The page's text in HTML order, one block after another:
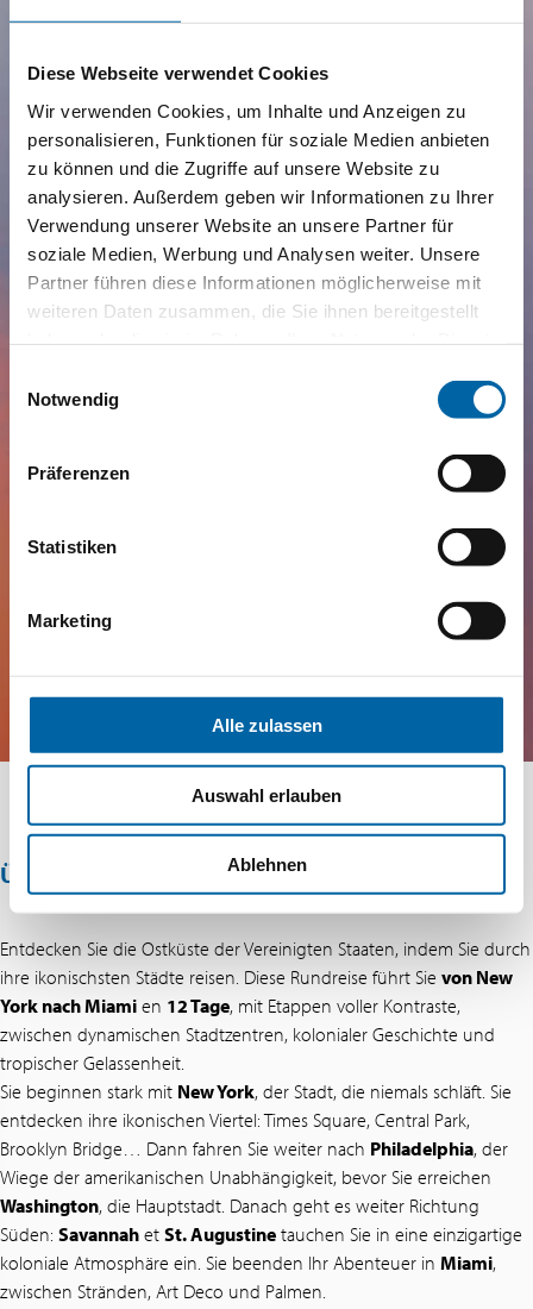
Diese Webseite verwendet Cookies
Wir verwenden Cookies, um Inhalte und Anzeigen zu
personalisieren, Funktionen für soziale Medien anbieten
zu können und die Zugriffe auf unsere Website zu
analysieren. Außerdem geben wir Informationen zu Ihrer
Verwendung unserer Website an unsere Partner für
soziale Medien, Werbung und Analysen weiter. Unsere
Partner führen diese Informationen möglicherweise mit
weiteren Daten zusammen, die Sie ihnen bereitgestellt
Notwendig
Präferenzen
Statistiken
Marketing
Alle zulassen
Auswahl erlauben
Ablehnen
ÜBER DIESES ANGEBOT
Entdecken Sie die Ostküste der Vereinigten Staaten, indem Sie durch
ihre ikonischsten Städte reisen. Diese Rundreise führt Sie von New
York nach Miami en 12 Tage, mit Etappen voller Kontraste,
zwischen dynamischen Stadtzentren, kolonialer Geschichte und
tropischer Gelassenheit.
Sie beginnen stark mit New York, der Stadt, die niemals schläft. Sie
entdecken ihre ikonischen Viertel: Times Square, Central Park,
Brooklyn Bridge… Dann fahren Sie weiter nach Philadelphia, der
Wiege der amerikanischen Unabhängigkeit, bevor Sie erreichen
Washington, die Hauptstadt. Danach geht es weiter Richtung
Süden: Savannah et St. Augustine tauchen Sie in eine einzigartige
koloniale Atmosphäre ein. Sie beenden Ihr Abenteuer in Miami,
zwischen Stränden, Art Deco und Palmen.